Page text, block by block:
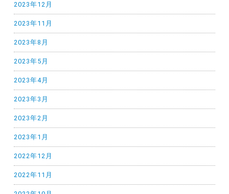
2023年12月
2023年11月
2023年8月
2023年5月
2023年4月
2023年3月
2023年2月
2023年1月
2022年12月
2022年11月